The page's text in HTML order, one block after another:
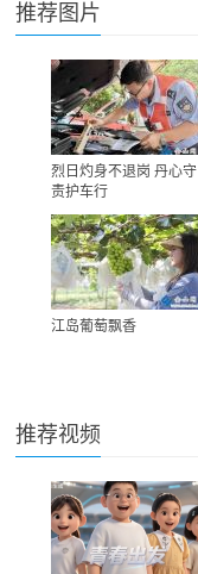
推荐图片
烈日灼身不退岗 丹心守
责护车行
江岛葡萄飘香
推荐视频